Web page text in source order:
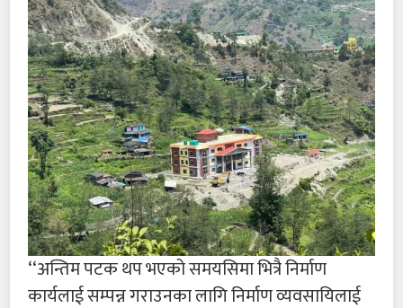
‘‘अन्तिम पटक थप भएको समयसिमा भित्रै निर्माण
कार्यलाई सम्पन्न गराउनका लागि निर्माण व्यवसायिलाई